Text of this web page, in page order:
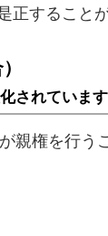
することが
されています
権を行う